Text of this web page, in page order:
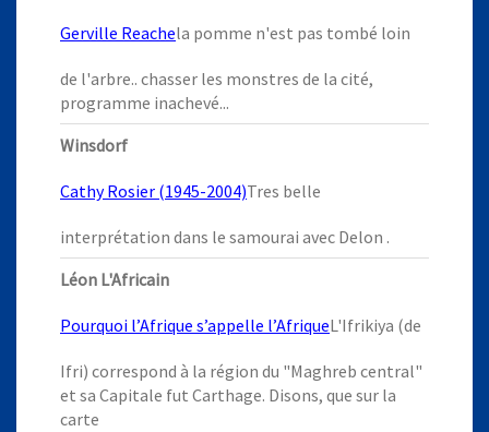
Gerville Reachela pomme n'est pas tombé loin
de l'arbre.. chasser les monstres de la cité,
programme inachevé...
Winsdorf
Cathy Rosier (1945-2004)Tres belle
interprétation dans le samourai avec Delon .
Léon L'Africain
Pourquoi l’Afrique s’appelle l’AfriqueL'Ifrikiya (de
Ifri) correspond à la région du "Maghreb central"
et sa Capitale fut Carthage. Disons, que sur la
carte